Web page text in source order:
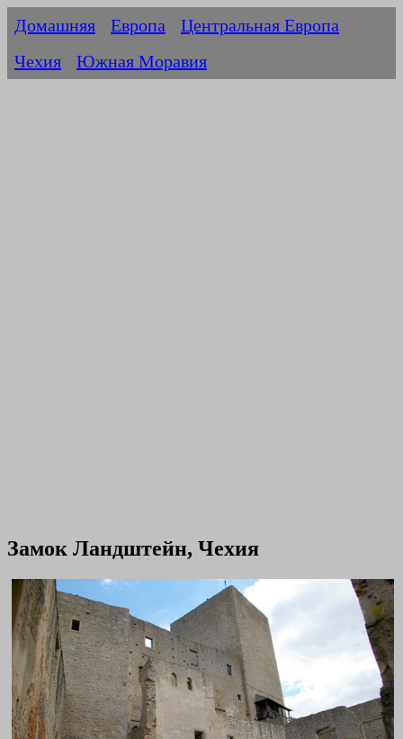
Домашняя Европа
Центральная Европа
Чехия
Южная Моравия
Замок Ландштейн, Чехия